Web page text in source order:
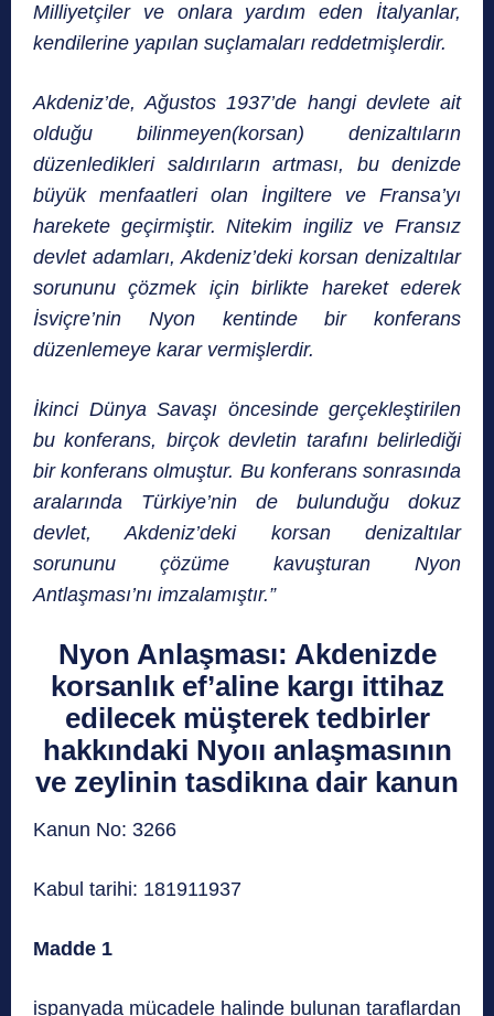
Milliyetçiler ve onlara yardım eden İtalyanlar,
kendilerine yapılan suçlamaları reddetmişlerdir.
Akdeniz’de, Ağustos 1937’de hangi devlete ait
olduğu bilinmeyen(korsan) denizaltıların
düzenledikleri saldırıların artması, bu denizde
büyük menfaatleri olan İngiltere ve Fransa’yı
harekete geçirmiştir. Nitekim ingiliz ve Fransız
devlet adamları, Akdeniz’deki korsan denizaltılar
sorununu çözmek için birlikte hareket ederek
İsviçre’nin Nyon kentinde bir konferans
düzenlemeye karar vermişlerdir.
İkinci Dünya Savaşı öncesinde gerçekleştirilen
bu konferans, birçok devletin tarafını belirlediği
bir konferans olmuştur. Bu konferans sonrasında
aralarında Türkiye’nin de bulunduğu dokuz
devlet, Akdeniz’deki korsan denizaltılar
sorununu çözüme kavuşturan Nyon
Antlaşması’nı imzalamıştır.”
Nyon Anlaşması: Akdenizde
korsanlık ef’aline kargı ittihaz
edilecek müşterek tedbirler
hakkındaki Nyoıı anlaşmasının
ve zeylinin tasdikına dair kanun
Kanun No: 3266
Kabul tarihi: 181911937
Madde 1
ispanyada mücadele halinde bulunan taraflardan